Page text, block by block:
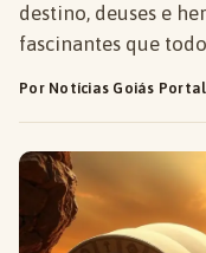
destino, deuses e
fascinantes que
Por Notícias Goiás Portal